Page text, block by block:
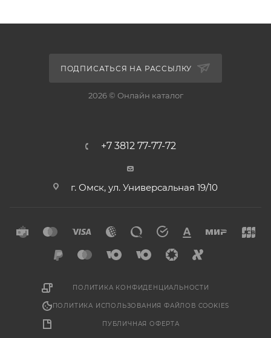
ПОДПИСАТЬСЯ НА РАССЫЛКУ
2026 © Онлайн каталог
+7 3812 77-77-72
г. Омск, ул. Универсальная 19/10
ПОЛИТИКА КОНФИДЕНЦИАЛЬНОСТИ
ПОЛИТИКА ИСПОЛЬЗОВАНИЯ ФАЙЛОВ COOKIES
ПУБЛИЧНАЯ ОФЕРТА